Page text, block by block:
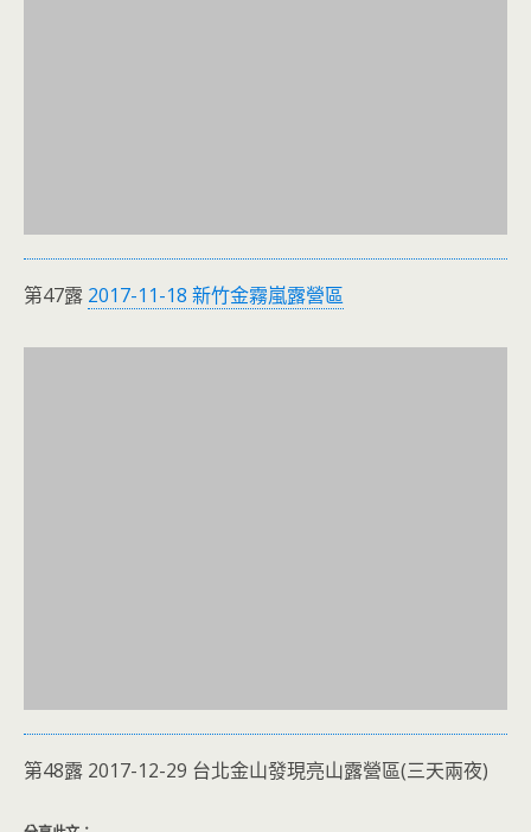
第47露 2017-11-18 新竹金霧嵐露營區
第48露 2017-12-29 台北金山發現亮山露營區(三天兩夜)